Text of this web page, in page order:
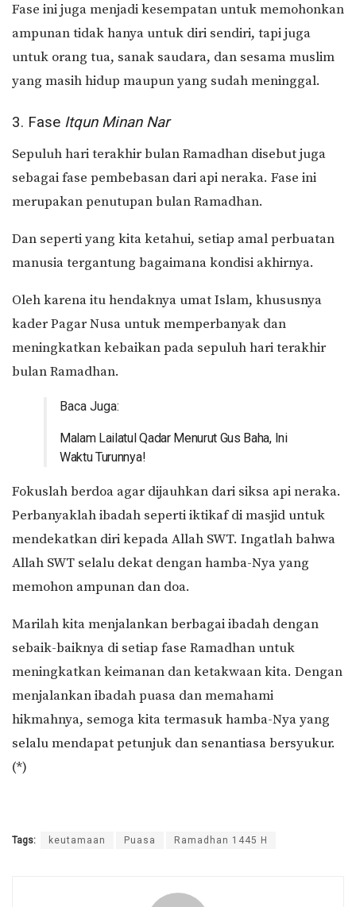
Fase ini juga menjadi kesempatan untuk memohonkan
ampunan tidak hanya untuk diri sendiri, tapi juga
untuk orang tua, sanak saudara, dan sesama muslim
yang masih hidup maupun yang sudah meninggal.
3. Fase Itqun Minan Nar
Sepuluh hari terakhir bulan Ramadhan disebut juga
sebagai fase pembebasan dari api neraka. Fase ini
merupakan penutupan bulan Ramadhan.
Dan seperti yang kita ketahui, setiap amal perbuatan
manusia tergantung bagaimana kondisi akhirnya.
Oleh karena itu hendaknya umat Islam, khususnya
kader Pagar Nusa untuk memperbanyak dan
meningkatkan kebaikan pada sepuluh hari terakhir
bulan Ramadhan.
Baca Juga:
Malam Lailatul Qadar Menurut Gus Baha, Ini
Waktu Turunnya!
Fokuslah berdoa agar dijauhkan dari siksa api neraka.
Perbanyaklah ibadah seperti iktikaf di masjid untuk
mendekatkan diri kepada Allah SWT. Ingatlah bahwa
Allah SWT selalu dekat dengan hamba-Nya yang
memohon ampunan dan doa.
Marilah kita menjalankan berbagai ibadah dengan
sebaik-baiknya di setiap fase Ramadhan untuk
meningkatkan keimanan dan ketakwaan kita. Dengan
menjalankan ibadah puasa dan memahami
hikmahnya, semoga kita termasuk hamba-Nya yang
selalu mendapat petunjuk dan senantiasa bersyukur.
(*)
Tags: keutamaan Puasa Ramadhan 1445 H